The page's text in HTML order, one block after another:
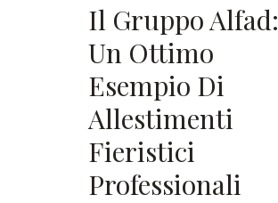
Il Gruppo Alfad:
Un Ottimo
Esempio Di
Allestimenti
Fieristici
Professionali